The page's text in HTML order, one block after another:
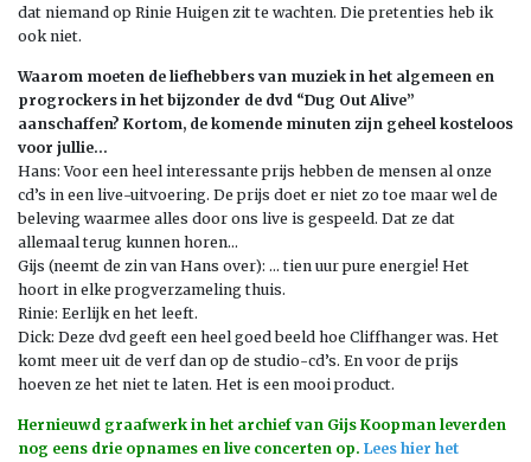
dat niemand op Rinie Huigen zit te wachten. Die pretenties heb ik
ook niet.
Waarom moeten de liefhebbers van muziek in het algemeen en
progrockers in het bijzonder de dvd “Dug Out Alive”
aanschaffen? Kortom, de komende minuten zijn geheel kosteloos
voor jullie…
Hans: Voor een heel interessante prijs hebben de mensen al onze
cd’s in een live-uitvoering. De prijs doet er niet zo toe maar wel de
beleving waarmee alles door ons live is gespeeld. Dat ze dat
allemaal terug kunnen horen…
Gijs (neemt de zin van Hans over): … tien uur pure energie! Het
hoort in elke progverzameling thuis.
Rinie: Eerlijk en het leeft.
Dick: Deze dvd geeft een heel goed beeld hoe Cliffhanger was. Het
komt meer uit de verf dan op de studio-cd’s. En voor de prijs
hoeven ze het niet te laten. Het is een mooi product.
Hernieuwd graafwerk in het archief van Gijs Koopman leverden
nog eens drie opnames en live concerten op. Lees hier het